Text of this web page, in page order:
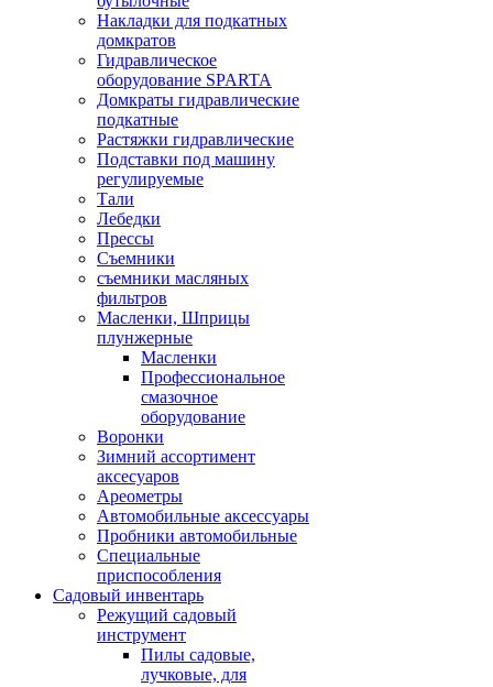
Накладки для подкатных
домкратов
Гидравлическое
оборудование SPARTA
Домкраты гидравлические
подкатные
Растяжки гидравлические
Подставки под машину
регулируемые
Тали
Лебедки
Прессы
Съемники
съемники масляных
фильтров
Масленки, Шприцы
плунжерные
Масленки
Профессиональное
смазочное
оборудование
Воронки
Зимний ассортимент
аксесуаров
Ареометры
Автомобильные аксессуары
Пробники автомобильные
Специальные
приспособления
Садовый инвентарь
Режущий садовый
инструмент
Пилы садовые,
лучковые, для